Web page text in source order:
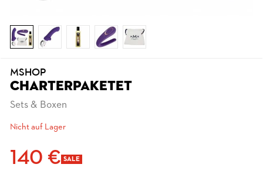
MSHOP
CHARTERPAKETET
Sets & Boxen
Nicht auf Lager
140 € SALE